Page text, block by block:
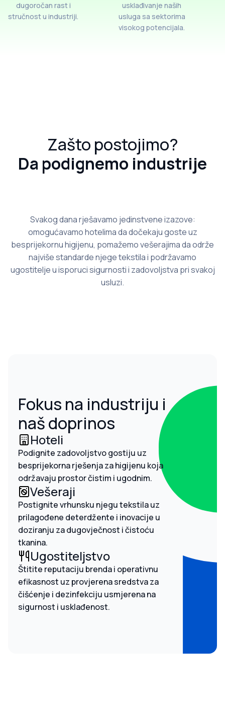
dugoročan rast i
stručnost u industriji.
usklađivanje naših
usluga sa sektorima
visokog potencijala.
Zašto postojimo?
Da podignemo industrije
Svakog dana rješavamo jedinstvene izazove:
omogućavamo hotelima da dočekaju goste uz
besprijekornu higijenu, pomažemo vešerajima da održe
najviše standarde njege tekstila i podržavamo
ugostitelje u isporuci sigurnosti i zadovoljstva pri svakoj
usluzi.
Fokus na industriju i
naš doprinos
Hoteli
Podignite zadovoljstvo gostiju uz
besprijekorna rješenja za higijenu koja
održavaju prostor čistim i ugodnim.
Vešeraji
Postignite vrhunsku njegu tekstila uz
prilagođene deterdžente i inovacije u
doziranju za dugovječnost i čistoću
tkanina.
Ugostiteljstvo
Štitite reputaciju brenda i operativnu
efikasnost uz provjerena sredstva za
čišćenje i dezinfekciju usmjerena na
sigurnost i usklađenost.